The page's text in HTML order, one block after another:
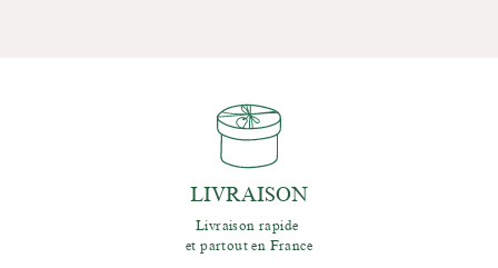
LIVRAISON
Livraison rapide
et partout en France